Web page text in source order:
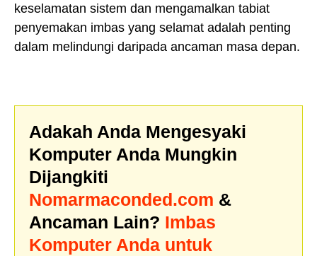
keselamatan sistem dan mengamalkan tabiat
penyemakan imbas yang selamat adalah penting
dalam melindungi daripada ancaman masa depan.
Adakah Anda Mengesyaki
Komputer Anda Mungkin
Dijangkiti
Nomarmaconded.com &
Ancaman Lain? Imbas
Komputer Anda untuk